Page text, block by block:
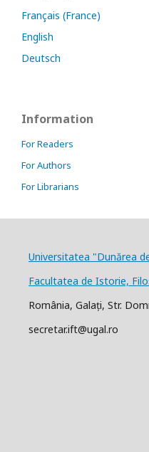
Français (France)
English
Deutsch
Information
For Readers
For Authors
For Librarians
Universitatea "Dunărea
Facultatea de Istorie,
România, Galați, Str.
secretar.ift@ugal.ro